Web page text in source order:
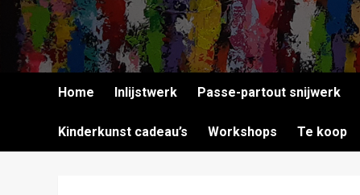
Home Inlijstwerk Passe-partout snijwerk
Kinderkunst cadeau’s Workshops Te koop